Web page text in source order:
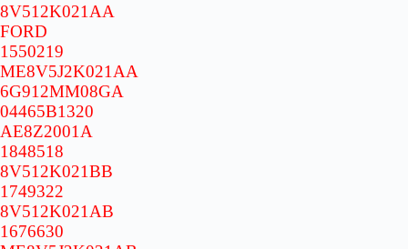
8V512K021AA
FORD
1550219
ME8V5J2K021AA
6G912MM08GA
04465B1320
AE8Z2001A
1848518
8V512K021BB
1749322
8V512K021AB
1676630